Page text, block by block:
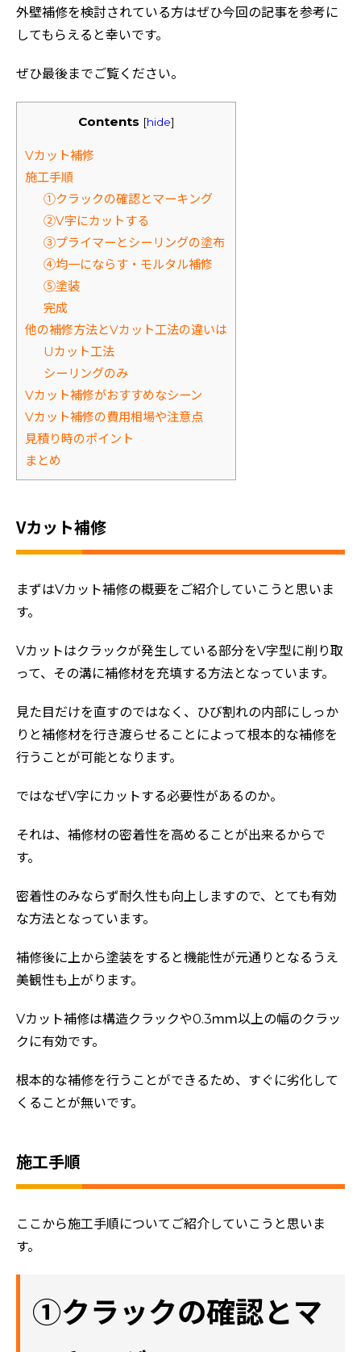
外壁補修を検討されている方はぜひ今回の記事を参考に
してもらえると幸いです。
ぜひ最後までご覧ください。
Contents [hide]
Vカット補修
施工手順
①クラックの確認とマーキング
②V字にカットする
③プライマーとシーリングの塗布
④均一にならす・モルタル補修
⑤塗装
完成
他の補修方法とVカット工法の違いは
Uカット工法
シーリングのみ
Vカット補修がおすすめなシーン
Vカット補修の費用相場や注意点
見積り時のポイント
まとめ
Vカット補修
まずはVカット補修の概要をご紹介していこうと思いま
す。
Vカットはクラックが発生している部分をV字型に削り取
って、その溝に補修材を充填する方法となっています。
見た目だけを直すのではなく、ひび割れの内部にしっか
りと補修材を行き渡らせることによって根本的な補修を
行うことが可能となります。
ではなぜV字にカットする必要性があるのか。
それは、補修材の密着性を高めることが出来るからで
す。
密着性のみならず耐久性も向上しますので、とても有効
な方法となっています。
補修後に上から塗装をすると機能性が元通りとなるうえ
美観性も上がります。
Vカット補修は構造クラックや0.3ｍｍ以上の幅のクラッ
クに有効です。
根本的な補修を行うことができるため、すぐに劣化して
くることが無いです。
施工手順
ここから施工手順についてご紹介していこうと思いま
す。
①クラックの確認とマ